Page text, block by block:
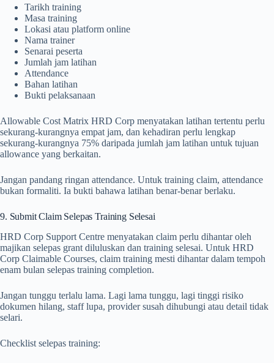
Tarikh training
Masa training
Lokasi atau platform online
Nama trainer
Senarai peserta
Jumlah jam latihan
Attendance
Bahan latihan
Bukti pelaksanaan
Allowable Cost Matrix HRD Corp menyatakan latihan tertentu perlu
sekurang-kurangnya empat jam, dan kehadiran perlu lengkap
sekurang-kurangnya 75% daripada jumlah jam latihan untuk tujuan
allowance yang berkaitan.
Jangan pandang ringan attendance. Untuk training claim, attendance
bukan formaliti. Ia bukti bahawa latihan benar-benar berlaku.
9. Submit Claim Selepas Training Selesai
HRD Corp Support Centre menyatakan claim perlu dihantar oleh
majikan selepas grant diluluskan dan training selesai. Untuk HRD
Corp Claimable Courses, claim training mesti dihantar dalam tempoh
enam bulan selepas training completion.
Jangan tunggu terlalu lama. Lagi lama tunggu, lagi tinggi risiko
dokumen hilang, staff lupa, provider susah dihubungi atau detail tidak
selari.
Checklist selepas training: